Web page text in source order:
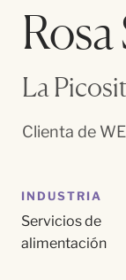
La
Clienta de
INDUSTRIA
Servicios de
alimentación